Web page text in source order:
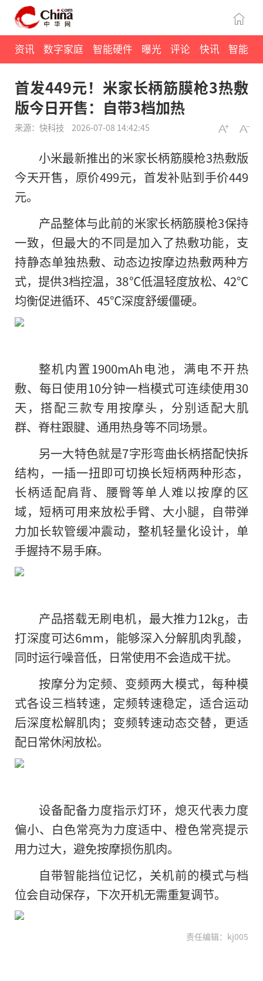
资讯 数字家庭 智能硬件 曝光 评论 快讯 智能
首发449元！米家长柄筋膜枪3热敷
版今日开售：自带3档加热
来源：快科技 2026-07-08 14:42:45
小米最新推出的米家长柄筋膜枪3热敷版
今天开售，原价499元，首发补贴到手价449
元。
产品整体与此前的米家长柄筋膜枪3保持
一致，但最大的不同是加入了热敷功能，支
持静态单独热敷、动态边按摩边热敷两种方
式，提供3档控温，38℃低温轻度放松、42℃
均衡促进循环、45℃深度舒缓僵硬。
整机内置1900mAh电池，满电不开热
敷、每日使用10分钟一档模式可连续使用30
天，搭配三款专用按摩头，分别适配大肌
群、脊柱跟腱、通用热身等不同场景。
另一大特色就是7字形弯曲长柄搭配快拆
结构，一插一扭即可切换长短柄两种形态，
长柄适配肩背、腰臀等单人难以按摩的区
域，短柄可用来放松手臂、大小腿，自带弹
力加长软管缓冲震动，整机轻量化设计，单
手握持不易手麻。
产品搭载无刷电机，最大推力12kg，击
打深度可达6mm，能够深入分解肌肉乳酸，
同时运行噪音低，日常使用不会造成干扰。
按摩分为定频、变频两大模式，每种模
式各设三档转速，定频转速稳定，适合运动
后深度松解肌肉；变频转速动态交替，更适
配日常休闲放松。
设备配备力度指示灯环，熄灭代表力度
偏小、白色常亮为力度适中、橙色常亮提示
用力过大，避免按摩损伤肌肉。
自带智能挡位记忆，关机前的模式与档
位会自动保存，下次开机无需重复调节。
责任编辑：kj005